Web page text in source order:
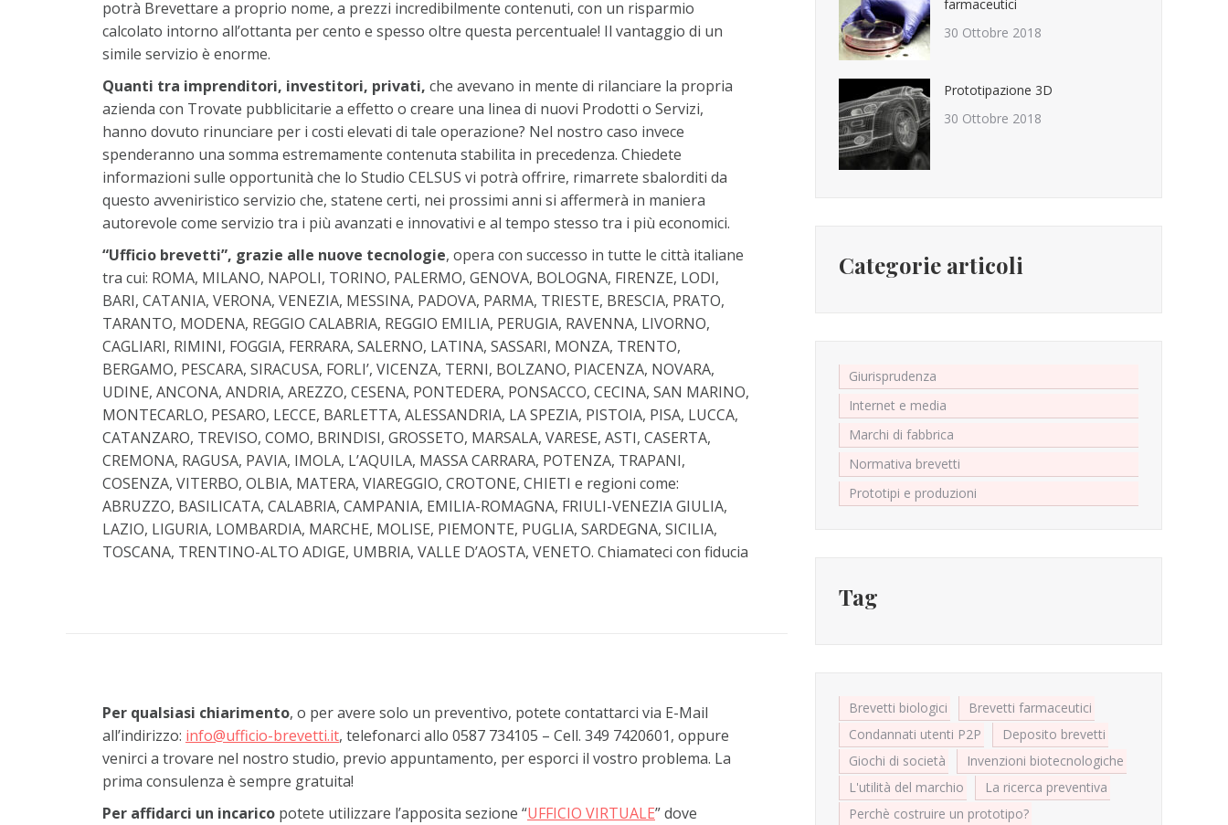
potrà Brevettare a proprio nome, a prezzi incredibilmente contenuti, con un risparmio
calcolato intorno all’ottanta per cento e spesso oltre questa percentuale! Il vantaggio di un
simile servizio è enorme.
Quanti tra imprenditori, investitori, privati, che avevano in mente di rilanciare la propria
azienda con Trovate pubblicitarie a effetto o creare una linea di nuovi Prodotti o Servizi,
hanno dovuto rinunciare per i costi elevati di tale operazione? Nel nostro caso invece
spenderanno una somma estremamente contenuta stabilita in precedenza. Chiedete
informazioni sulle opportunità che lo Studio CELSUS vi potrà offrire, rimarrete sbalorditi da
questo avveniristico servizio che, statene certi, nei prossimi anni si affermerà in maniera
autorevole come servizio tra i più avanzati e innovativi e al tempo stesso tra i più economici.
“Ufficio brevetti”, grazie alle nuove tecnologie, opera con successo in tutte le città italiane
tra cui: ROMA, MILANO, NAPOLI, TORINO, PALERMO, GENOVA, BOLOGNA, FIRENZE, LODI,
BARI, CATANIA, VERONA, VENEZIA, MESSINA, PADOVA, PARMA, TRIESTE, BRESCIA, PRATO,
TARANTO, MODENA, REGGIO CALABRIA, REGGIO EMILIA, PERUGIA, RAVENNA, LIVORNO,
CAGLIARI, RIMINI, FOGGIA, FERRARA, SALERNO, LATINA, SASSARI, MONZA, TRENTO,
BERGAMO, PESCARA, SIRACUSA, FORLI’, VICENZA, TERNI, BOLZANO, PIACENZA, NOVARA,
UDINE, ANCONA, ANDRIA, AREZZO, CESENA, PONTEDERA, PONSACCO, CECINA, SAN MARINO,
MONTECARLO, PESARO, LECCE, BARLETTA, ALESSANDRIA, LA SPEZIA, PISTOIA, PISA, LUCCA,
CATANZARO, TREVISO, COMO, BRINDISI, GROSSETO, MARSALA, VARESE, ASTI, CASERTA,
CREMONA, RAGUSA, PAVIA, IMOLA, L’AQUILA, MASSA CARRARA, POTENZA, TRAPANI,
COSENZA, VITERBO, OLBIA, MATERA, VIAREGGIO, CROTONE, CHIETI e regioni come:
ABRUZZO, BASILICATA, CALABRIA, CAMPANIA, EMILIA-ROMAGNA, FRIULI-VENEZIA GIULIA,
LAZIO, LIGURIA, LOMBARDIA, MARCHE, MOLISE, PIEMONTE, PUGLIA, SARDEGNA, SICILIA,
TOSCANA, TRENTINO-ALTO ADIGE, UMBRIA, VALLE D’AOSTA, VENETO. Chiamateci con fiducia
Per qualsiasi chiarimento, o per avere solo un preventivo, potete contattarci via E-Mail
all’indirizzo: info@ufficio-brevetti.it, telefonarci allo 0587 734105 – Cell. 349 7420601, oppure
venirci a trovare nel nostro studio, previo appuntamento, per esporci il vostro problema. La
prima consulenza è sempre gratuita!
Per affidarci un incarico potete utilizzare l’apposita sezione “UFFICIO VIRTUALE” dove
farmaceutici
30 Ottobre 2018
Prototipazione 3D
30 Ottobre 2018
Categorie articoli
Giurisprudenza
Internet e media
Marchi di fabbrica
Normativa brevetti
Prototipi e produzioni
Tag
Brevetti biologici
Brevetti farmaceutici
Condannati utenti P2P
Deposito brevetti
Giochi di società
Invenzioni biotecnologiche
L'utilità del marchio
La ricerca preventiva
Perchè costruire un prototipo?